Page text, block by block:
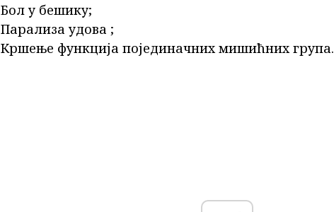
Бол у бешику;
Парализа удова ;
Кршење функција појединачних мишићних група.